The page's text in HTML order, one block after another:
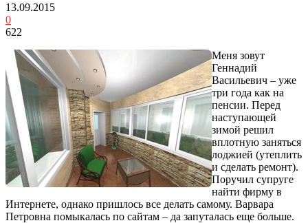
13.09.2015
0
622
Меня зовут
Геннадий
Васильевич – уже
три года как на
пенсии. Перед
наступающей
зимой решил
вплотную заняться
лоджией (утеплить
и сделать ремонт).
Поручил супруге
найти фирму в
Интернете, однако пришлось все делать самому. Варвара
Петровна помыкалась по сайтам – да запуталась еще больше.